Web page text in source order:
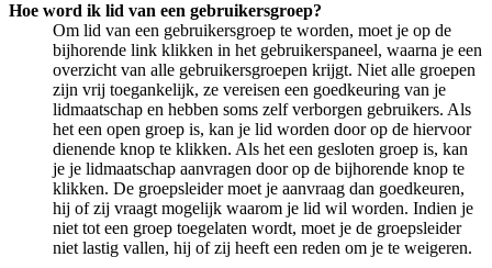
Hoe word ik lid van een gebruikersgroep?
Om lid van een gebruikersgroep te worden, moet je op de
bijhorende link klikken in het gebruikerspaneel, waarna je een
overzicht van alle gebruikersgroepen krijgt. Niet alle groepen
zijn vrij toegankelijk, ze vereisen een goedkeuring van je
lidmaatschap en hebben soms zelf verborgen gebruikers. Als
het een open groep is, kan je lid worden door op de hiervoor
dienende knop te klikken. Als het een gesloten groep is, kan
je je lidmaatschap aanvragen door op de bijhorende knop te
klikken. De groepsleider moet je aanvraag dan goedkeuren,
hij of zij vraagt mogelijk waarom je lid wil worden. Indien je
niet tot een groep toegelaten wordt, moet je de groepsleider
niet lastig vallen, hij of zij heeft een reden om je te weigeren.